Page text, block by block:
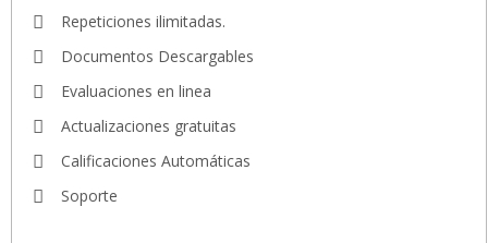
Repeticiones ilimitadas.
Documentos Descargables
Evaluaciones en linea
Actualizaciones gratuitas
Calificaciones Automáticas
Soporte